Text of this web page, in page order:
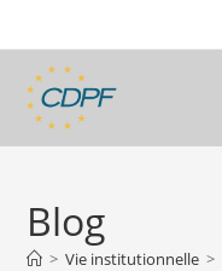
to
content
Blog
> Vie institutionnelle >